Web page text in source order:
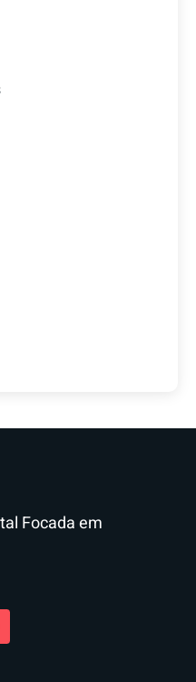
Focada em